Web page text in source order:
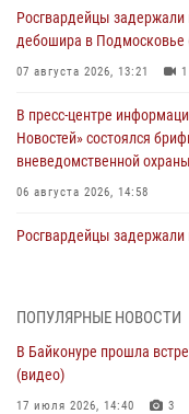
Росгвардейцы
дебошира в Подмосковье
07 августа 2026, 13:21 1
В пресс-центре
Новостей» состоялся
вневедомственной
06 августа 2026, 14:58
Росгвардейцы задержали
Подмосковье
05 августа 2026, 15:52
ПОПУЛЯРНЫЕ НОВОСТИ
В Байконуре прошла
(видео)
17 июля 2026, 14:40 3